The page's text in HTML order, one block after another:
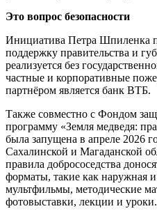
Это вопрос безопасности
Инициатива Петра Шпиленка
поддержку правительства и
реализуется без
частные и корпоративные
партнёром является банк ВТБ.
Также совместно с Фондом
программу «Земля медведя:
была запущена в апреле 2026
Сахалинской и Магаданской
правила добрососедства
форматы, такие как наружная
мультфильмы, методические
фотовыставки, лекции и уроки.